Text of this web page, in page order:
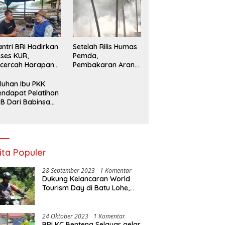
Paling Efisien
BRI Hadirkan
KUR,
Harapan
Maluku
Setelah Rilis Humas
Pemda,
Pembakaran Arang
Ibu PKK
Pelatihan
Dari Babinsa
Populer
28 September 2023 1 Komentar
Dukung Kelancaran World
Tourism Day di Batu Lohe,
Motor Dinas
24 Oktober 2023 1 Komentar